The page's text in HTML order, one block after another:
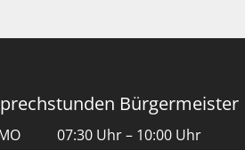
Bürgermeister
07:30 Uhr – 10:00 Uhr